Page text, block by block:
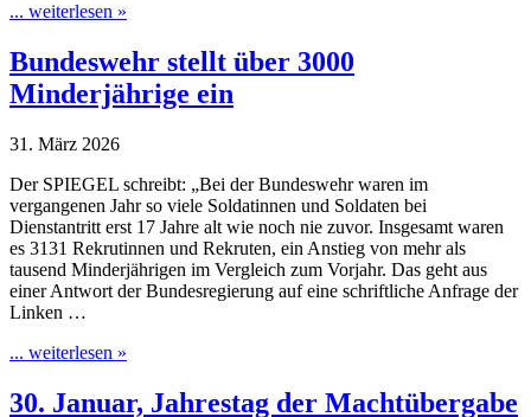
... weiterlesen »
Bundeswehr stellt über 3000
Minderjährige ein
31. März 2026
Der SPIEGEL schreibt: „Bei der Bundeswehr waren im
vergangenen Jahr so viele Soldatinnen und Soldaten bei
Dienstantritt erst 17 Jahre alt wie noch nie zuvor. Insgesamt waren
es 3131 Rekrutinnen und Rekruten, ein Anstieg von mehr als
tausend Minderjährigen im Vergleich zum Vorjahr. Das geht aus
einer Antwort der Bundesregierung auf eine schriftliche Anfrage der
Linken …
... weiterlesen »
30. Januar, Jahrestag der Machtübergabe